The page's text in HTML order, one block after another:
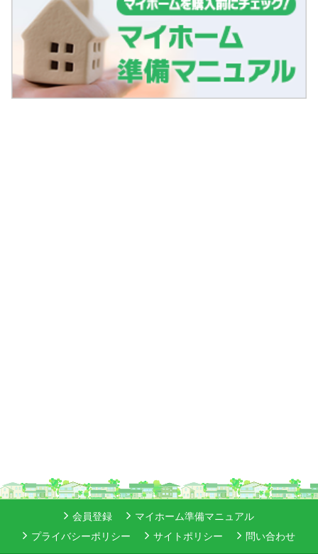
会員登録
マイホーム準備マニュアル
プライバシーポリシー
サイトポリシー 問い合わせ